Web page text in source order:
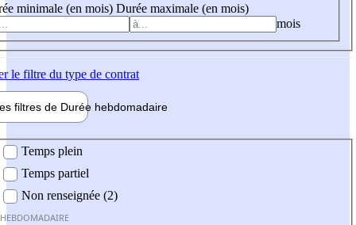
minimale (en mois) Durée maximale (en mois)
mois
le filtre du type de contrat
filtres de Durée hebdomadaire
Temps plein
Temps partiel
Non renseignée (2)